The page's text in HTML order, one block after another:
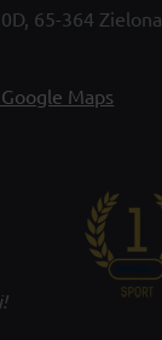
65-364 Zielona
Maps